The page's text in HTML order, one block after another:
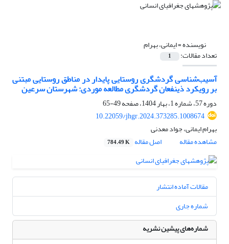
نویسنده =ایمانی، بهرام
تعداد مقالات: 1
آسیب‌شناسی گردشگری روستایی پایدار در مناطق روستایی مبتنی
بر رویکرد ذینفعان گردشگری مطالعه موردی: شهرستان سرعین
دوره 57، شماره 1، بهار 1404، صفحه
49-65
10.22059/jhgr.2024.373285.1008674
بهرام ایمانی، جواد معدنی
مشاهده مقاله
اصل مقاله 784.49 K
مقالات آماده انتشار
شماره جاری
شماره‌های پیشین نشریه